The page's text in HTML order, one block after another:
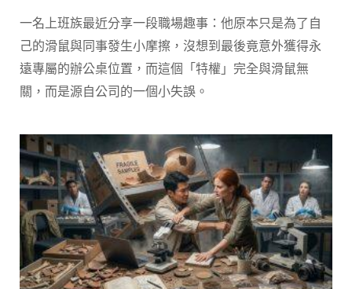
一名上班族最近分享一段職場趣事：他原本只是為了自
己的滑鼠與同事發生小摩擦，沒想到最後竟意外獲得永
遠專屬的辦公桌位置，而這個「特權」完全與滑鼠無
關，而是源自公司的一個小失誤。